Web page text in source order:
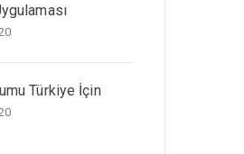
Türkiye İçin